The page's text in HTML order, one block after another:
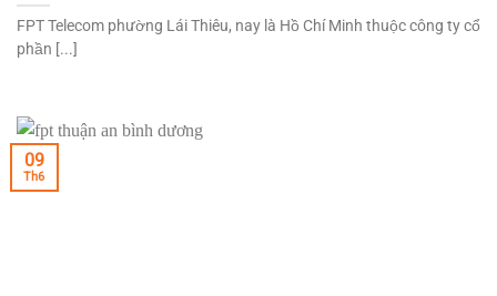
FPT Telecom phường Lái Thiêu, nay là Hồ Chí Minh thuộc công ty cổ
phần [...]
09
Th6